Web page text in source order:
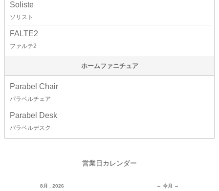
Soliste
ソリスト
FALTE2
ファルテ2
ホームファニチュア
Parabel Chair
パラベルチェア
Parabel Desk
パラベルデスク
営業日カレンダー